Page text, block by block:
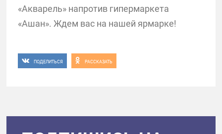
«Акварель» напротив гипермаркета
«Ашан». Ждем вас на нашей ярмарке!
ПОДЕЛИТЬСЯ РАССКАЗАТЬ